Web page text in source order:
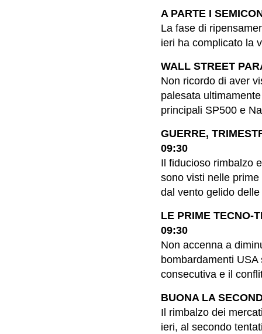
A PARTE I
La fase di
ieri ha complicato la
WALL STREET
Non ricordo di aver
palesata
principali SP500 e
GUERRE,
09:30
Il fiducioso rimbalzo
sono visti nelle
dal vento gelido
LE PRIME TECNO-
09:30
Non accenna a
bombardamenti
consecutiva e il
BUONA LA
Il rimbalzo dei
ieri, al secondo